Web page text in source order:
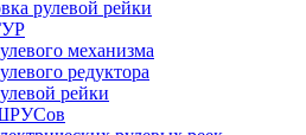
рулевой рейки
механизма
редуктора
рейки